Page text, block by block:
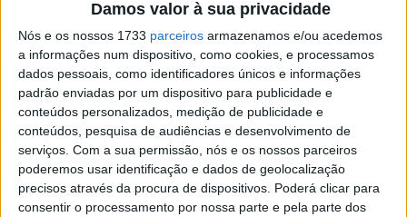
Damos valor à sua privacidade
Nós e os nossos 1733 parceiros armazenamos e/ou acedemos
a informações num dispositivo, como cookies, e processamos
dados pessoais, como identificadores únicos e informações
padrão enviadas por um dispositivo para publicidade e
conteúdos personalizados, medição de publicidade e
conteúdos, pesquisa de audiências e desenvolvimento de
serviços. Com a sua permissão, nós e os nossos parceiros
poderemos usar identificação e dados de geolocalização
precisos através da procura de dispositivos. Poderá clicar para
consentir o processamento por nossa parte e pela parte dos